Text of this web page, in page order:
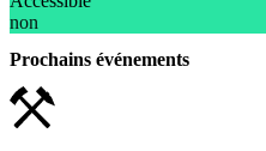
non
Prochains événements